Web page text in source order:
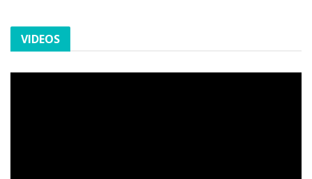
VIDEOS